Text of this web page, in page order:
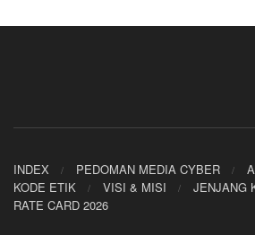
INDEX PEDOMAN MEDIA CYBER
KODE ETIK
VISI & MISI
JENJANG
RATE CARD 2026
© 2024 SUARAINDONEWS.COM - PT.